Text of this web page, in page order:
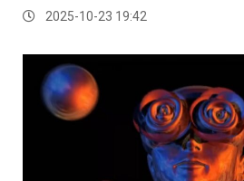
2025-10-23 19:42